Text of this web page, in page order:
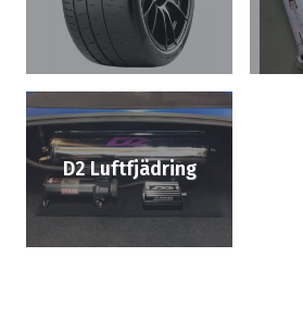
D2 Luftfjädring